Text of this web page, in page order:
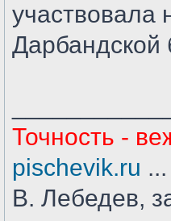
участвовала
Дарбандской
Точность -
pischevik.ru
В. Лебедев,